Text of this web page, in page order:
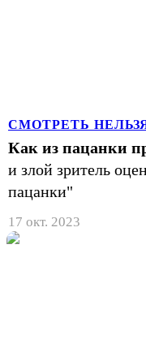
СМОТРЕТЬ
Как из пацанки
и злой зритель
пацанки"
17 окт. 2023